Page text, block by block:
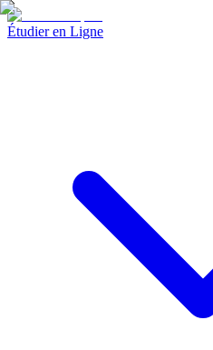
Étudier en Ligne